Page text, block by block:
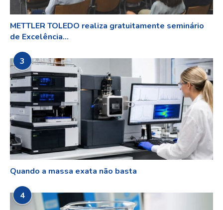
METTLER TOLEDO realiza gratuitamente seminário
de Excelência...
3
Quando a massa exata não basta
4